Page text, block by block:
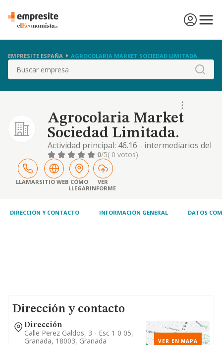
EMPRESITE ESPAÑA AGROCOLARIA MARKET SOCIEDAD LIMITADA.
Buscar
Agrocolaria Market
Sociedad Limitada.
Actividad principal: 46.16 - intermediarios del
comercio de textiles, prendas de vestir,
peletería, calzado y artículos de cuero. otras
actividades: 46.39 - comercio al por mayor,
no especializado, de productos alimenticios,
bebidas y tabaco, 41.21 - construcción de
0/5( 0 votos)
LLAMARSITIO WEB CÓMO
LLEGAR
VER
INFORME
DIRECCIÓN Y CONTACTO INFORMACIÓN GENERAL DATOS
Dirección y contacto
Dirección
Calle Perez Galdos, 3 - Esc 1 0 05,
Granada, 18003, Granada
VER EN MAPA